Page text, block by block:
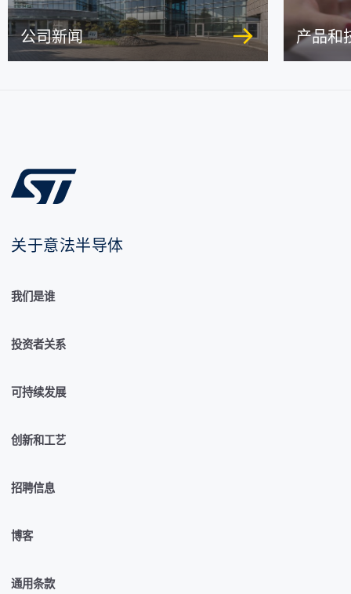
公司新闻 产品和
关于意法半导体
我们是谁
投资者关系
可持续发展
创新和工艺
招聘信息
博客
通用条款